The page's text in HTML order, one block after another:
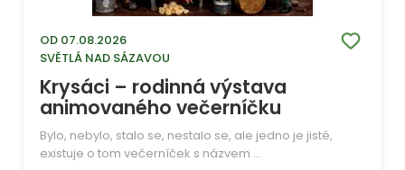
OD 07.08.2026
SVĚTLÁ NAD SÁZAVOU
Krysáci – rodinná výstava
animovaného večerníčku
Bylo, nebylo, stalo se, nestalo se, ale jedno je jisté,
existuje o tom večerníček s názvem ...